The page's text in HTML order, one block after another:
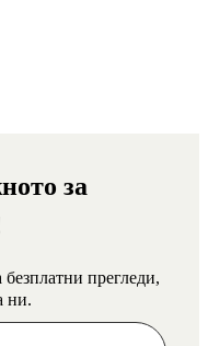
за
прегледи,
ни.